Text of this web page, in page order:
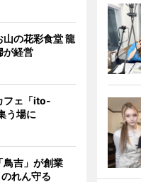
の花彩食堂 龍
経営
フェ「ito-
う場に
鳥吉」が創業
れん守る